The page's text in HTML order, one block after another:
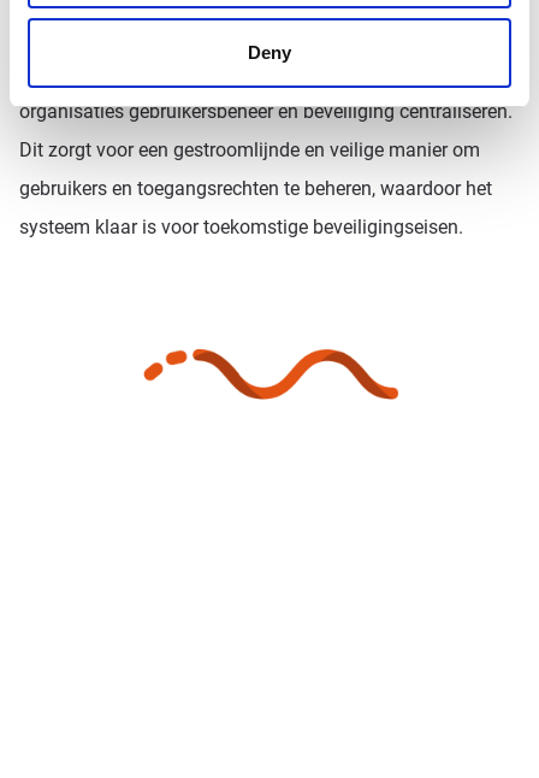
Deny
organisaties gebruikersbeheer en beveiliging centraliseren.
Dit zorgt voor een gestroomlijnde en veilige manier om
gebruikers en toegangsrechten te beheren, waardoor het
systeem klaar is voor toekomstige beveiligingseisen.